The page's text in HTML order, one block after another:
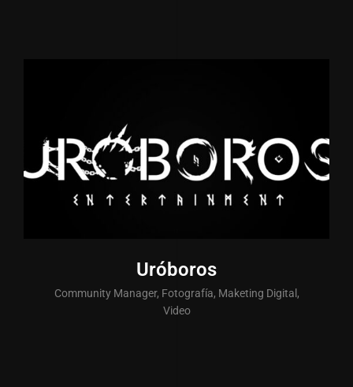
Uróboros
Community Manager, Fotografía, Maketing Digital,
Video